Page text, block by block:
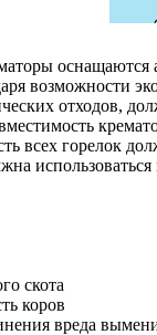
оснащаются
возможности
отходов,
горелок
использоваться
скота
коров
вреда